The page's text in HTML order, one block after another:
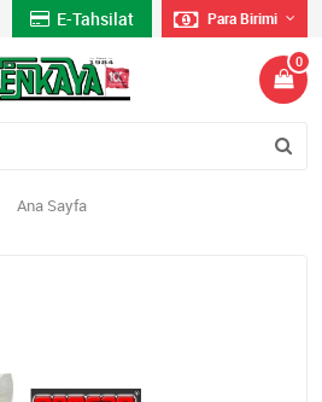
E-Tahsilat Para Birimi
0
Ana Sayfa